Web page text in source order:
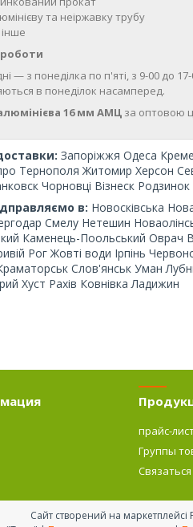
та неіржавку трубу
— з понеділка по п'яті, з 9-00 до
в понеділок насамперед.
16 мм АМЦ за оптовою
Запоріжжя Одеса
Тернополя Житомир Херсон
Чорновці Візнеск
в: Новосківська
Смелу Нетешин
Каменець-Поольський Оврач
Рог Жовті води Ірпінь
Слов'янськ Уман
Хуст Рахів Ковнівка Ладижин
прайс-
Группы
Сайт створений на маркетплейсі